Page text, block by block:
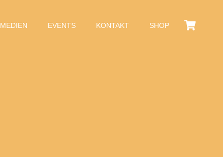
MEDIEN EVENTS KONTAKT SHOP